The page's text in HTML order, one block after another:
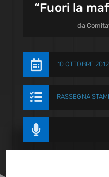
“Fuori la
da
 10 OTTOBRE 2012
 RASSEGNA
